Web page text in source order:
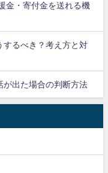
金・寄付金を送れる機
するべき？考え方と対
が出た場合の判断方法